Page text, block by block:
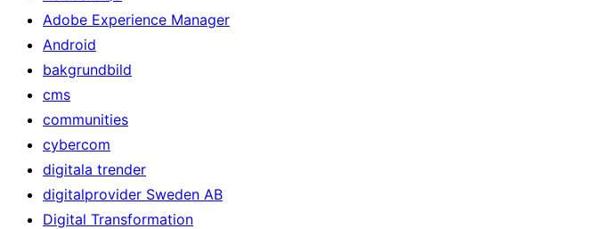
Adobe Experience Manager
Android
bakgrundbild
cms
communities
cybercom
digitala trender
digitalprovider Sweden AB
Digital Transformation